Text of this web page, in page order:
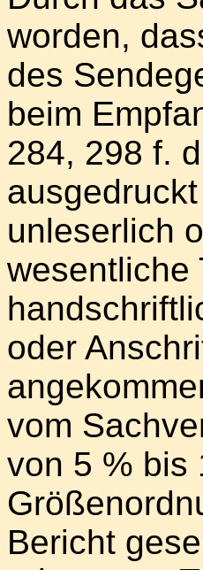
worden,
des
beim
284, 298 f.
unleserlich
wesentliche
oder
vom
von 5 % bis
Bericht